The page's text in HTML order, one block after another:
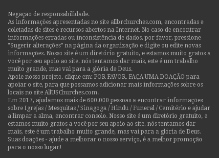
Negação de responsabilidade.
As informações apresentadas no site allbrchurches.com, encontradas e
coletadas de sites e recursos abertos na Internet. No caso de encontrar
informações erradas ou inconsistência de dados, por favor, pressione
"Sugerir alterações" na página da organização e digite ou edite novas
informações. Nosso site é um diretório gratuito, e estamos muito gratos a
você por seu apoio ao site. nós tentamos dar mais, este é um trabalho
muito grande, mas vai para a glória de Deus.
Apoie nosso projeto, clique em: POR FAVOR, FAÇA UMA DOAÇÃO para
apoiar o site, para que possamos adicionar mais informações sobre os
locais no site AllUSChurches.com.
Em 2017, ajudamos mais de 600.000 pessoas a encontrar informações
sobre Igrejas / Mesquitas / Sinagoga / Hindu / Funeral / Cemitério e ajudar
a limpar a alma, encontrar consolo. Nosso site é um diretório gratuito, e
estamos muito gratos a você por seu apoio ao site. nós tentamos dar
mais, este é um trabalho muito grande, mas vai para a glória de Deus.
Suas doações - ajude a melhorar o nosso serviço, é a melhor promoção
para o nosso lugar!